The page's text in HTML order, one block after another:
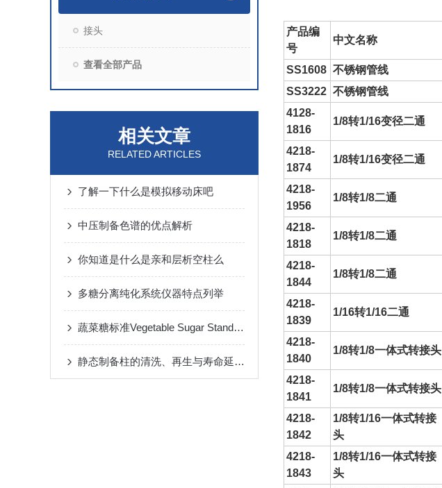
接头
查看全部产品
相关文章
RELATED ARTICLES
了解一下什么是模拟移动床吧
中压制备色谱的优点解析
你知道是什么是亲和层析空柱么
多糖分离纯化系统仪器特点列举
蔬菜糖标准Vegetable Sugar Standards
静态制备柱的清洗、再生与寿命延长方案
产品编
号
中文名称
SS1608 不锈钢管线
SS3222 不锈钢管线
4128-
1816
1/8转1/16变径二通
4218-
1874
1/8转1/16变径二通
4218-
1956
1/8转1/8二通
4218-
1818
1/8转1/8二通
4218-
1844
1/8转1/8二通
4218-
1839
1/16转1/16二通
4218-
1840
1/8转1/8一体式转接头
4218-
1841
1/8转1/8一体式转接头
4218-
1842
1/8转1/16一体式转接
头
4218-
1843
1/8转1/16一体式转接
头